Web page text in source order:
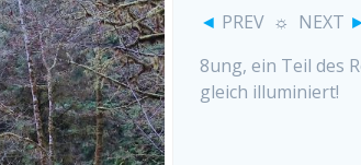
◄ PREV ☼ NEXT
8ung, ein Teil des
gleich illuminiert!